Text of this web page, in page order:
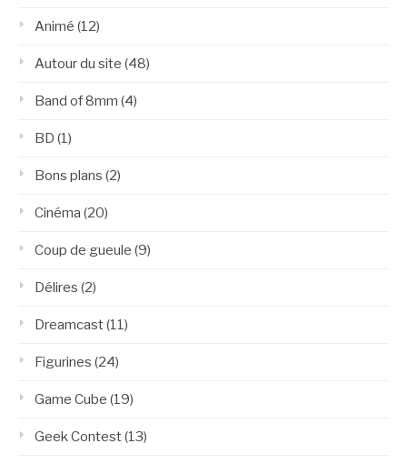
Animé (12)
Autour du site (48)
Band of 8mm (4)
BD (1)
Bons plans (2)
Cinéma (20)
Coup de gueule (9)
Délires (2)
Dreamcast(11)
Figurines (24)
Game Cube (19)
Geek Contest(13)